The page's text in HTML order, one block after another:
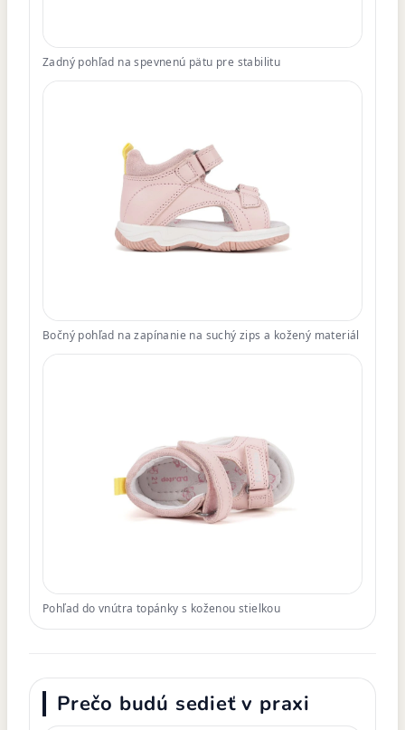
Zadný pohľad na spevnenú pätu pre stabilitu
Bočný pohľad na zapínanie na suchý zips a kožený materiál
Pohľad do vnútra topánky s koženou stielkou
Prečo budú sedieť v praxi